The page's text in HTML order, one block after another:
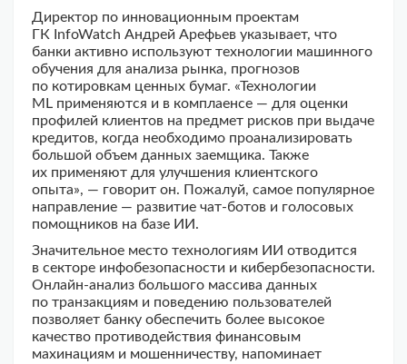
Директор по инновационным проектам
ГК InfoWatch Андрей Арефьев указывает, что
банки активно используют технологии машинного
обучения для анализа рынка, прогнозов
по котировкам ценных бумаг. «Технологии
ML применяются и в комплаенсе — для оценки
профилей клиентов на предмет рисков при выдаче
кредитов, когда необходимо проанализировать
большой объем данных заемщика. Также
их применяют для улучшения клиентского
опыта», — говорит он. Пожалуй, самое популярное
направление — развитие чат-ботов и голосовых
помощников на базе ИИ.
Значительное место технологиям ИИ отводится
в секторе инфобезопасности и кибербезопасности.
Онлайн-анализ большого массива данных
по транзакциям и поведению пользователей
позволяет банку обеспечить более высокое
качество противодействия финансовым
махинациям и мошенничеству, напоминает